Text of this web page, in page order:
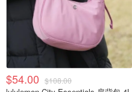
$54.00 $108.00